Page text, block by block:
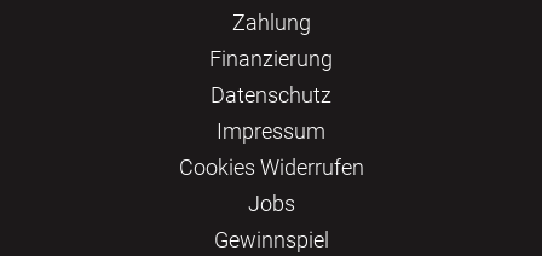
Zahlung
Finanzierung
Datenschutz
Impressum
Сookies Widerrufen
Jobs
Gewinnspiel